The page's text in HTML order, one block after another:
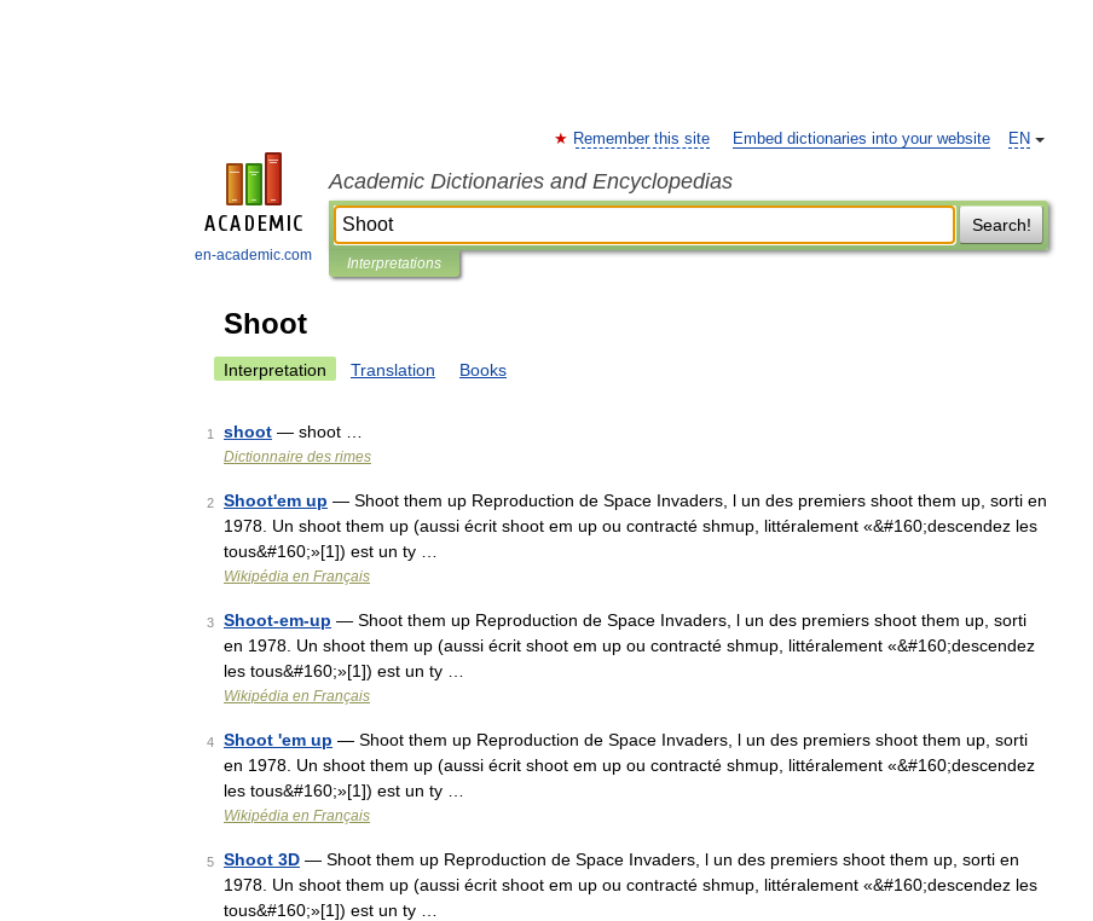
en-academic.com
EN
Remember this site Embed dictionaries into your website
Academic Dictionaries and Encyclopedias
Search!
Interpretations
Shoot
Interpretation Translation Books
1 shoot — shoot …
Dictionnaire des rimes
2 Shoot'em up — Shoot them up Reproduction de Space Invaders, l un des premiers shoot them up, sorti en
1978. Un shoot them up (aussi écrit shoot em up ou contracté shmup, littéralement «&#160;descendez les
tous&#160;»[1]) est un ty …
Wikipédia en Français
3 Shoot-em-up — Shoot them up Reproduction de Space Invaders, l un des premiers shoot them up, sorti
en 1978. Un shoot them up (aussi écrit shoot em up ou contracté shmup, littéralement «&#160;descendez
les tous&#160;»[1]) est un ty …
Wikipédia en Français
4 Shoot 'em up — Shoot them up Reproduction de Space Invaders, l un des premiers shoot them up, sorti
en 1978. Un shoot them up (aussi écrit shoot em up ou contracté shmup, littéralement «&#160;descendez
les tous&#160;»[1]) est un ty …
Wikipédia en Français
5 Shoot 3D — Shoot them up Reproduction de Space Invaders, l un des premiers shoot them up, sorti en
1978. Un shoot them up (aussi écrit shoot em up ou contracté shmup, littéralement «&#160;descendez les
tous&#160;»[1]) est un ty …